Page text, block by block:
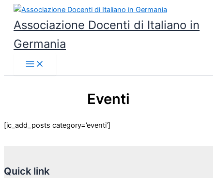
contenuto
Associazione Docenti di Italiano in
Germania
Eventi
[ic_add_posts category=’eventi’]
Quick link